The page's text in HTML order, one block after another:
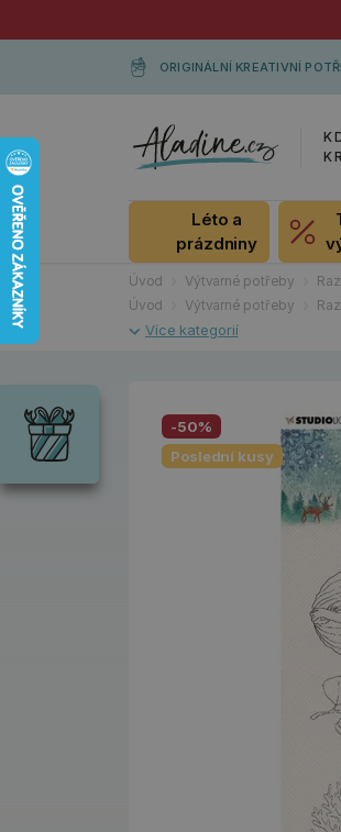
ORIGINÁLNÍ KREATIVNÍ
Léto a
prázdniny
Úvod Výtvarné potřeby
Úvod
Výtvarné potřeby
-50%
Poslední kusy
Designs
Radost pro
každou
Chci si vybrat